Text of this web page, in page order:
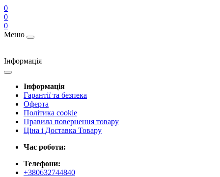
0
0
0
Меню
Інформація
Інформація
Гарантії та безпека
Оферта
Політика cookie
Правила повернення товару
Ціна і Доставка Товару
Час роботи:
Телефони:
+380632744840